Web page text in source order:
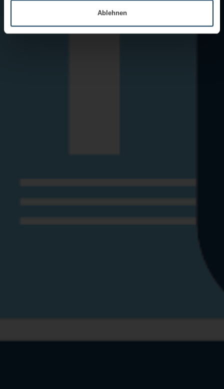
bereitgestellt haben oder die sie im Rahmen Ihrer Nutzung der
Ablehnen